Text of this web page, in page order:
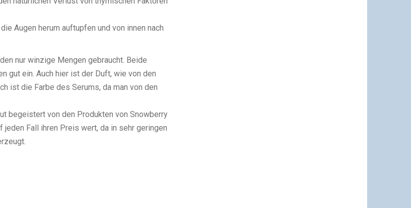
Augen herum auftupfen und von innen nach
nur winzige Mengen gebraucht. Beide
gut ein. Auch hier ist der Duft, wie von den
ist die Farbe des Serums, da man von den
begeistert von den Produkten von Snowberry
Fall ihren Preis wert, da in sehr geringen